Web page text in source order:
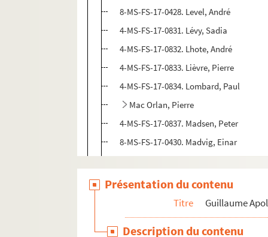
8-MS-FS-17-0428. Level, André
4-MS-FS-17-0831. Lévy, Sadia
4-MS-FS-17-0832. Lhote, André
4-MS-FS-17-0833. Lièvre, Pierre
4-MS-FS-17-0834. Lombard, Paul
Mac Orlan, Pierre
4-MS-FS-17-0837. Madsen, Peter
8-MS-FS-17-0430. Madvig, Einar
4-MS-FS-17-0839. Mallarmé, Stéphane
4-MS-FS-17-0840. Manolo
8-MS-FS-17-0431. Marcel-Lenoir
Présentation du contenu
Titre Guillaume
Description du contenu